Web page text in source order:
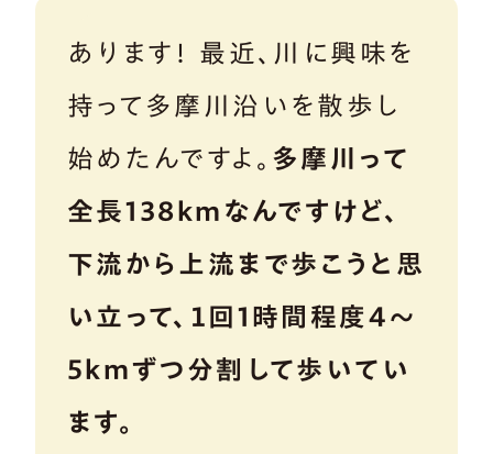
あります！ 最近、川に興味を
持って多摩川沿いを散歩し
始めたんですよ。 多摩川って
全長138kmなんですけど、
下流から上流まで歩こうと思
い立って、１回1時間程度4〜
5kmずつ分割して歩いてい
ます。